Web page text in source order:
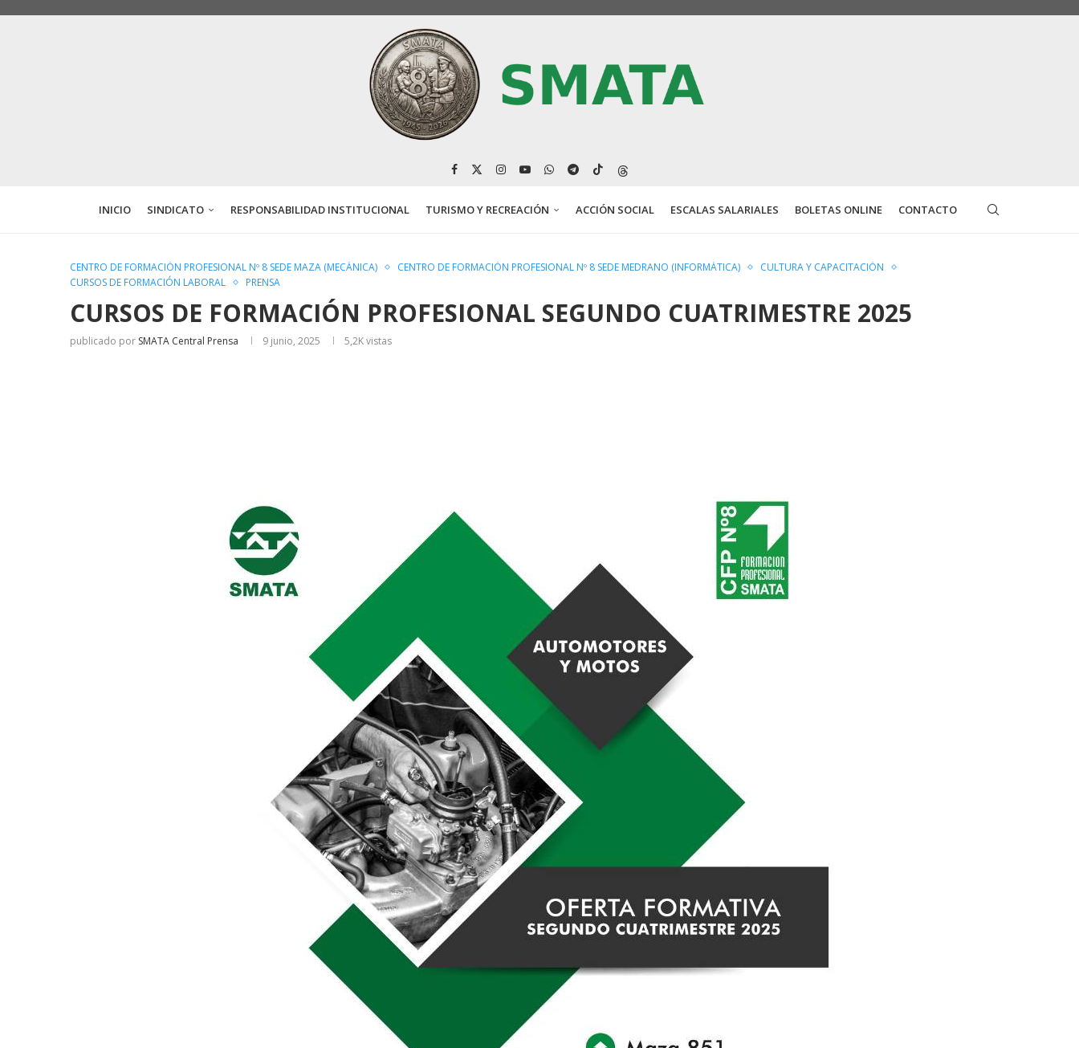
INICIO SINDICATO RESPONSABILIDAD INSTITUCIONAL TURISMO Y RECREACIÓN ACCIÓN SOCIAL ESCALAS SALARIALES BOLETAS ONLINE CONTACTO
CENTRO DE FORMACIÓN PROFESIONAL Nº 8 SEDE MAZA (MECÁNICA) CENTRO DE FORMACIÓN PROFESIONAL Nº 8 SEDE MEDRANO (INFORMÁTICA)
CULTURA Y CAPACITACIÓN
CURSOS DE FORMACIÓN LABORAL
PRENSA
CURSOS DE FORMACIÓN PROFESIONAL SEGUNDO CUATRIMESTRE 2025
publicado por SMATA Central Prensa 9 junio, 2025 5,2Kvistas